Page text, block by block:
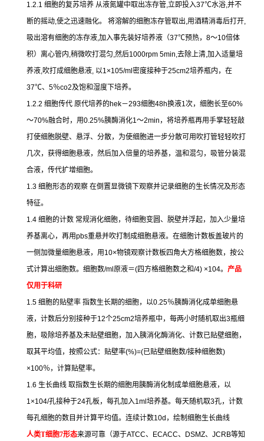
1.2.1 细胞的复苏培养 从液氮罐中取出冻存管,立即投入37℃水浴,并不
断的摇动,使之迅速融化。 将溶解的细胞冻存管取出,用酒精消毒后打开,
吸出溶有细胞的冻存液,加入事先装好培养液（37℃预热， 8～10倍体
积）离心管内,稍微吹打混匀,然后1000rpm 5min,去除上清,加入适量培
养液,吹打成细胞悬液, 以1×105/ml 密度接种于25cm2培养瓶内，在
37℃、 5％co2及饱和湿度下培养。
1.2.2 细胞传代 原代培养的hek－293细胞48h换液1次，细胞长至60%
～70%融合时，用0.25%胰酶消化1～2min ，将培养瓶再用手掌轻轻敲
打使细胞脱壁、悬浮、分散，为使细胞进一步分散可用吹打管轻轻吹打
几次，获得细胞悬液，然后加入倍量的培养基，温和混匀，吸管分装混
合液，传代扩增细胞。
1.3 细胞形态的观察 在倒置显微镜下观察并记录细胞的生长情况及形态
特征。
1.4 细胞的计数 常规消化细胞，待细胞变圆、脱壁并浮起，加入少量培
养基离心，再用pbs重悬并吹打制成细胞悬液。在细胞计数板盖玻片的
一侧加微量细胞悬液，用 10×物镜观察计数板四角大方格细胞数，按公
式计算出细胞数。细胞数/ml 原液＝(四方格细胞数之和/4) ×104。 产品
仅用于科研
1.5 细胞的贴壁率 指数生长期的细胞，以0.25％胰酶消化成单细胞悬
液，计数后分别接种于12个25cm2培养瓶中，每两小时随机取出3瓶细
胞，吸除培养基及未贴壁细胞，加入胰消化酶消化、计数已贴壁细胞，
取其平均值，按照公式：贴壁率(%)=(已贴壁细胞数/接种细胞数)
×100％，计算贴壁率。
1.6 生长曲线 取指数生长期的细胞用胰酶消化制成单细胞悬液，以
1×104/孔接种于24孔板，每孔加入1ml 培养基。每天随机取3孔，计数
每孔细胞的数目并计算平均值。连续计数10d ，绘制细胞生长曲线
人类T细胞7形态来源可靠（源于ATCC、 ECACC、 DSMZ、 JCRB等知